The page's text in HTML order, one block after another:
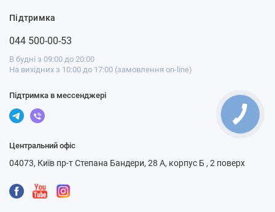
Підтримка
044 500-00-53
В будні з 09:00 до 20:00
На вихідних з 10:00 до 17:00 (замовлення on-line)
Підтримка в мессенджері
Центральний офіс
04073, Київ пр-т Степана Бандери, 28 А, корпус Б , 2 поверх